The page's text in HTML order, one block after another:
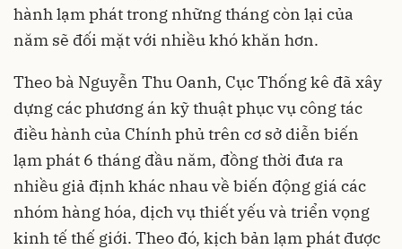
hành lạm phát trong những tháng còn lại của
năm sẽ đối mặt với nhiều khó khăn hơn.
Theo bà Nguyễn Thu Oanh, Cục Thống kê đã xây
dựng các phương án kỹ thuật phục vụ công tác
điều hành của Chính phủ trên cơ sở diễn biến
lạm phát 6 tháng đầu năm, đồng thời đưa ra
nhiều giả định khác nhau về biến động giá các
nhóm hàng hóa, dịch vụ thiết yếu và triển vọng
kinh tế thế giới. Theo đó, kịch bản lạm phát được